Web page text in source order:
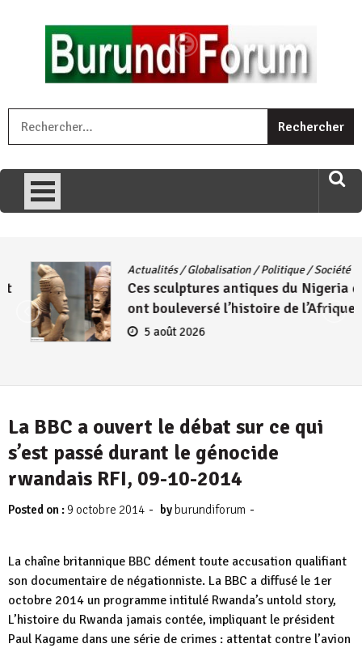
umariye umuryango wawe canke igihugu cakwibarutse .Wewe
uri ngaha ndagusigiye iki kibazo : Uriko ukora iki kugira ngo
Actualités/Globalisation/Politique/Société
Ces sculptures antiques du Nigeria qui
ont bouleversé l’histoire de l’Afrique
5 août 2026
La BBC a ouvert le débat sur ce qui
s’est passé durant le génocide
rwandais RFI, 09-10-2014
Posted on :9 octobre 2014 - by burundiforum -
La chaîne britannique BBC dément toute accusation qualifiant
son documentaire de négationniste. La BBC a diffusé le 1er
octobre 2014 un programme intitulé Rwanda’s untold story,
L’histoire du Rwanda jamais contée, impliquant le président
Paul Kagame dans une série de crimes : attentat contre l’avion